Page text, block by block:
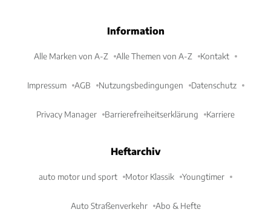
Information
Alle Marken von A-Z Alle Themen von A-Z Kontakt
Impressum AGB Nutzungsbedingungen Datenschutz
Privacy Manager Barrierefreiheitserklärung Karriere
Heftarchiv
auto motor und sport Motor Klassik Youngtimer
Auto Straßenverkehr Abo & Hefte